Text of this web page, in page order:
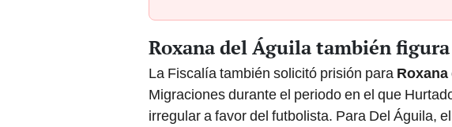
Roxana del Águila también
La Fiscalía también solicitó prisión para
Migraciones durante el periodo en el que
irregular a favor del futbolista. Para Del Águila, el